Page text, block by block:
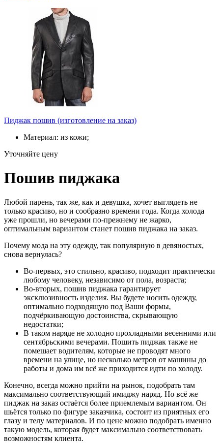
Пиджак пошив (изготовление на заказ)
Материал: из кожи;
Уточняйте цену
Пошив пиджака
Любой парень, так же, как и девушка, хочет выглядеть не
только красиво, но и сообразно времени года. Когда холода
уже прошли, но вечерами по-прежнему не жарко,
оптимальным вариантом станет пошив пиджака на заказ.
Почему мода на эту одежду, так популярную в девяностых,
снова вернулась?
Во-первых, это стильно, красиво, подходит практически
любому человеку, независимо от пола, возраста;
Во-вторых, пошив пиджака гарантирует
эксклюзивность изделия. Вы будете носить одежду,
оптимально подходящую под Ваши формы,
подчёркивающую достоинства, скрывающую
недостатки;
В таком наряде не холодно прохладными весенними или
сентябрьскими вечерами. Пошить пиджак также не
помешает водителям, которые не проводят много
времени на улице, но несколько метров от машины до
работы и дома им всё же приходится идти по холоду.
Конечно, всегда можно прийти на рынок, подобрать там
максимально соответствующий имиджу наряд. Но всё же
пиджак на заказ остаётся более приемлемым вариантом. Он
шьётся только по фигуре заказчика, состоит из приятных его
глазу и телу материалов. И по цене можно подобрать именно
такую модель, которая будет максимально соответствовать
возможностям клиента.